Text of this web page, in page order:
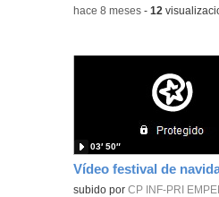
-hace 8 meses -12
subido porCP INF-PRI
03′ 50″